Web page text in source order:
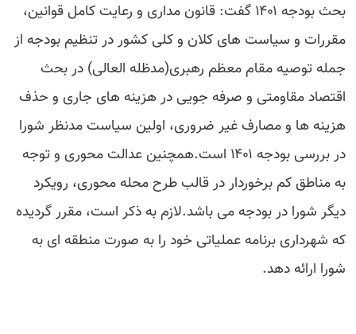
بحث بودجه ۱۴۰۱ گفت: قانون مداری و رعایت کامل قوانین،
مقررات و سیاست های کلان و کلی کشور در تنظیم بودجه از
جمله توصیه مقام معظم رهبری(مدظله العالی) در بحث
اقتصاد مقاومتی و صرفه جویی در هزینه های جاری و حذف
هزینه ها و مصارف غیر ضروری، اولین سیاست مدنظر شورا
در بررسی بودجه ۱۴۰۱ است.همچنین عدالت محوری و توجه
به مناطق کم برخوردار در قالب طرح محله محوری، رویکرد
دیگر شورا در بودجه‌ می باشد.لازم به ذکر است، مقرر گردیده
که شهرداری برنامه عملیاتی خود را به صورت منطقه ای به
شورا ارائه دهد.